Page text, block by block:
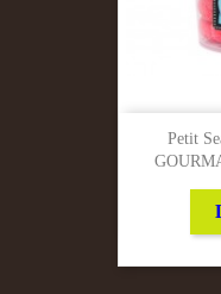
Petit